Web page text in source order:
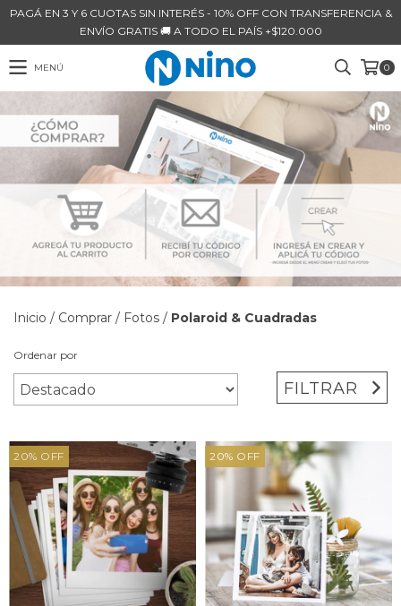
PAGÁ EN 3 Y 6 CUOTAS SIN INTERÉS - 10% OFF CON TRANSFERENCIA &
ENVÍO GRATIS 🚚 A TODO EL PAÍS +$120.000
MENÚ 0
Inicio / Comprar / Fotos / Polaroid & Cuadradas
Ordenar por
FILTRAR
20% OFF 20% OFF